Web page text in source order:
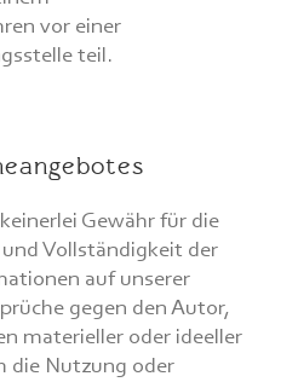
vor einer
teil.
Gewähr für die
Vollständigkeit der
auf unserer
gegen den Autor,
materieller oder ideeller
die Nutzung oder